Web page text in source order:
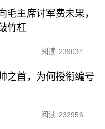
毛主席讨军费未果，
竹杠
阅读 239034
之首，为何授衔编号
阅读 232956